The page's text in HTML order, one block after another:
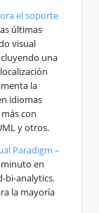
el soporte
últimas
visual
una
la
idiomas
con
y otros.
Paradigm –
en
bi-analytics.
la mayoría